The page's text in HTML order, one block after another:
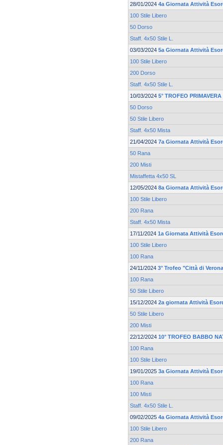
28/01/2024 4a Giornata Attività
100 Stile Libero
50 Dorso
Staff. 4x50 Stile L.
03/03/2024 5a Giornata Attività
100 Stile Libero
200 Dorso
Staff. 4x50 Stile L.
10/03/2024 5° TROFEO
50 Dorso
50 Stile Libero
Staff. 4x50 Mista
21/04/2024 7a Giornata Attività
50 Rana
200 Misti
Mistaffetta 4x50 SL
12/05/2024 8a Giornata Attività
100 Stile Libero
200 Rana
Staff. 4x50 Mista
17/11/2024 1a Giornata Attività
100 Stile Libero
100 Rana
24/11/2024 3° Trofeo "Città di
100 Rana
50 Stile Libero
15/12/2024 2a giornata Attività
50 Stile Libero
200 Misti
22/12/2024 10° TROFEO BABBO
100 Rana
100 Stile Libero
19/01/2025 3a Giornata Attività
100 Rana
100 Misti
Staff. 4x50 Stile L.
09/02/2025 4a Giornata Attività
100 Stile Libero
200 Rana